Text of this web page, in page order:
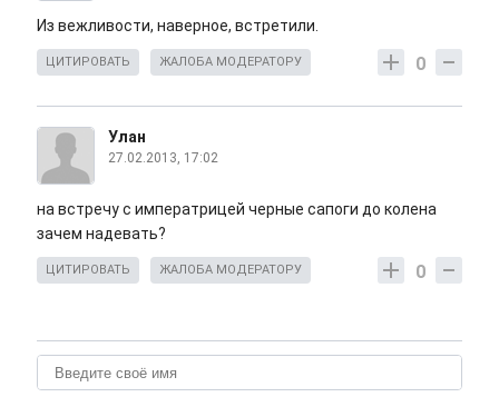
Из вежливости, наверное, встретили.
0
ЦИТИРОВАТЬ ЖАЛОБА МОДЕРАТОРУ
Улан
27.02.2013, 17:02
на встречу с императрицей черные сапоги до колена
зачем надевать?
0
ЦИТИРОВАТЬ ЖАЛОБА МОДЕРАТОРУ